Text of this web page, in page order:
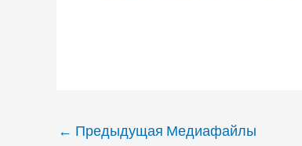
← Предыдущая Медиафайлы